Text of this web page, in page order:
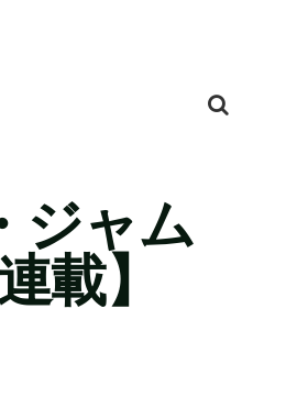
ジャム
載】